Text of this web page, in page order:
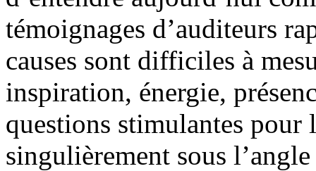
témoignages d’auditeurs
causes sont difficiles à
inspiration, énergie,
questions stimulantes pour
singulièrement sous